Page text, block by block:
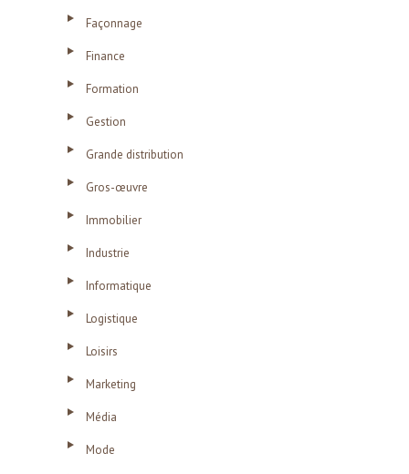
Façonnage
Finance
Formation
Gestion
Grande distribution
Gros-œuvre
Immobilier
Industrie
Informatique
Logistique
Loisirs
Marketing
Média
Mode